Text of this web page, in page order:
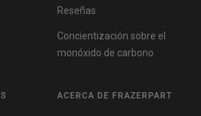
Reseñas
Concientización sobre el
monóxido de carbono
ACERCA DE FRAZERPART